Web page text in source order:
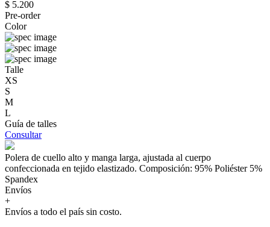
$ 5.200
Pre-order
Color
Talle
XS
S
M
L
Guía de talles
Consultar
Polera de cuello alto y manga larga, ajustada al cuerpo
confeccionada en tejido elastizado. Composición: 95% Poliéster 5%
Spandex
Envíos
+
Envíos a todo el país sin costo.